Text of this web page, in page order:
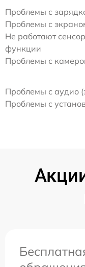
Проблемы с
Проблемы с
Не работают
функции
Проблемы с
Проблемы с аудио
Проблемы с